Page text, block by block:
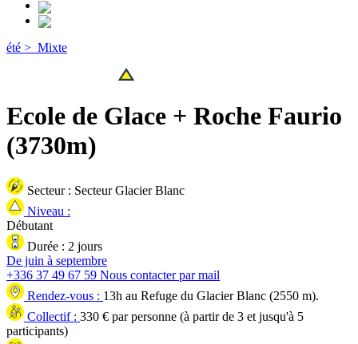
été > Mixte
Ecole de Glace + Roche Faurio
(3730m)
Secteur : Secteur Glacier Blanc
Niveau :
Débutant
Durée : 2 jours
De juin à septembre
+336 37 49 67 59 Nous contacter par mail
Rendez-vous : 13h au Refuge du Glacier Blanc (2550 m).
Collectif : 330 € par personne (à partir de 3 et jusqu'à 5
participants)